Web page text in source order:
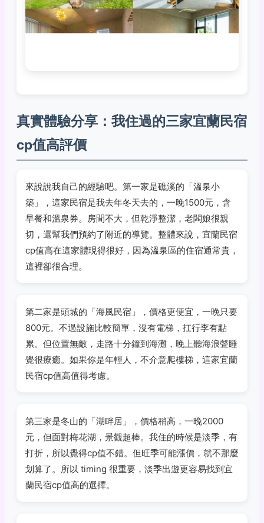
真實體驗分享：我住過的三家宜蘭民宿
cp值高評價
來說說我自己的經驗吧。第一家是礁溪的「溫泉小
築」，這家民宿是我去年冬天去的，一晚1500元，含
早餐和溫泉券。房間不大，但乾淨整潔，老闆娘很親
切，還幫我們預約了附近的導覽。整體來說，宜蘭民宿
cp值高在這家體現得很好，因為溫泉區的住宿通常貴，
這裡卻很合理。
第二家是頭城的「海風民宿」，價格更便宜，一晚只要
800元。不過設施比較簡單，沒有電梯，扛行李有點
累。但位置無敵，走路十分鐘到海灘，晚上聽海浪聲睡
覺很療癒。如果你是年輕人，不介意爬樓梯，這家宜蘭
民宿cp值高值得考慮。
第三家是冬山的「湖畔居」，價格稍高，一晚2000
元，但面對梅花湖，景觀超棒。我住的時候是淡季，有
打折，所以覺得cp值不錯。但旺季可能漲價，就不那麼
划算了。所以 timing 很重要，淡季出遊更容易找到宜
蘭民宿cp值高的選擇。